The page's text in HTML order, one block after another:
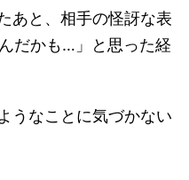
あと、相手の怪訝な表
だかも…」と思った経
うなことに気づかない